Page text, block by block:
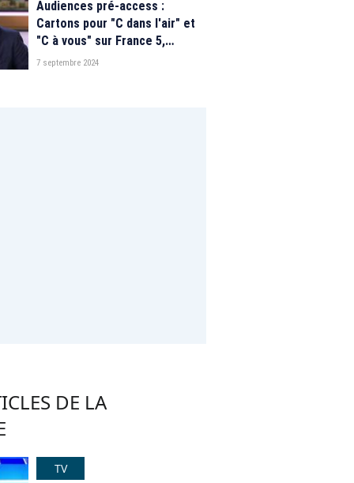
Audiences pré-access :
Cartons pour "C dans l'air" et
"C à vous" sur France 5,
Pascale de la Tour du Pin chute
7 septembre 2024
DE LA
TV